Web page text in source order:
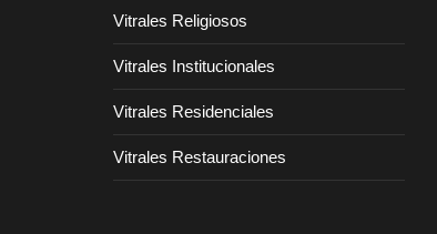
Vitrales Religiosos
Vitrales Institucionales
Vitrales Residenciales
Vitrales Restauraciones